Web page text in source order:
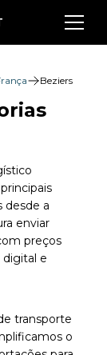
Beziers
desde a
enviar
preços
e
transporte
o